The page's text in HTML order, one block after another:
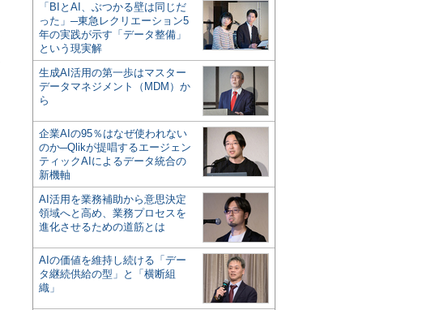
「BIとAI、ぶつかる壁は同じだ
った」─東急レクリエーション5
年の実践が示す「データ整備」
という現実解
生成AI活用の第一歩はマスター
データマネジメント（MDM）か
ら
企業AIの95％はなぜ使われない
のか─Qlikが提唱するエージェン
ティックAIによるデータ統合の
新機軸
AI活用を業務補助から意思決定
領域へと高め、業務プロセスを
進化させるための道筋とは
AIの価値を維持し続ける「デー
タ継続供給の型」と「横断組
織」